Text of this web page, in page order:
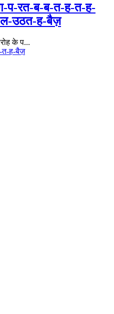
रत-ब-ब-त-ह-त-ह-
उठत-ह-बैज़
के प...